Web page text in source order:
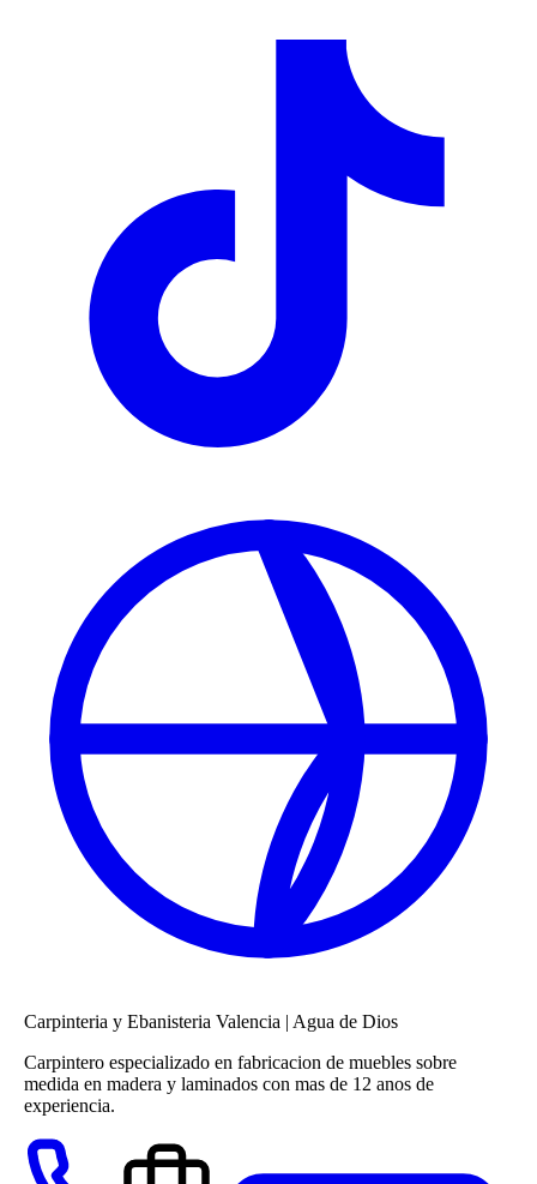
Carpinteria y Ebanisteria Valencia | Agua de Dios
Carpintero especializado en fabricacion de muebles sobre
medida en madera y laminados con mas de 12 anos de
experiencia.